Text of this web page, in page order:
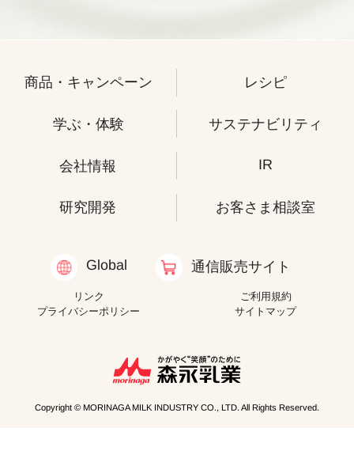
商品・キャンペーン レシピ
学ぶ・体験 サステナビリティ
会社情報 IR
研究開発 お客さま相談室
Global 通信販売サイト
リンク
ご利用規約
プライバシーポリシー
サイトマップ
Copyright © MORINAGA MILK INDUSTRY CO., LTD. All Rights Reserved.